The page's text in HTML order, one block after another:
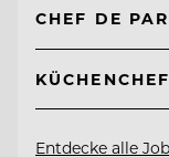
CHEF DE
Entdecke alle